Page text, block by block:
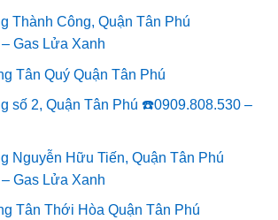
Thành Công, Quận Tân Phú
Gas Lửa Xanh
Tân Quý Quận Tân Phú
số 2, Quận Tân Phú ☎️0909.808.530 –
Nguyễn Hữu Tiến, Quận Tân Phú
Gas Lửa Xanh
Tân Thới Hòa Quận Tân Phú